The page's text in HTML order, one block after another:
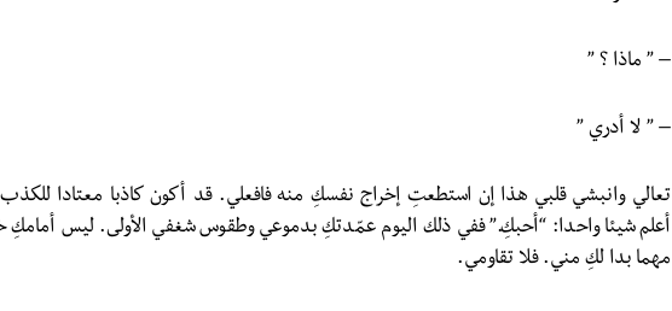
– ” ماذا ؟ ”
– ” لا أدري ”
تعالي وانبشي قلبي هذا إن استطعتِ إخراج نفسكِ منه فافعلي. قد أكون كاذبا معتادا
أعلم شيئا واحدا: “أحبكِ.” ففي ذلك اليوم عمّدتكِ بدموعي وطقوس شغفي الأولى. ليس أمامكِ
مهما بدا لكِ مني. فلا تقاومي.